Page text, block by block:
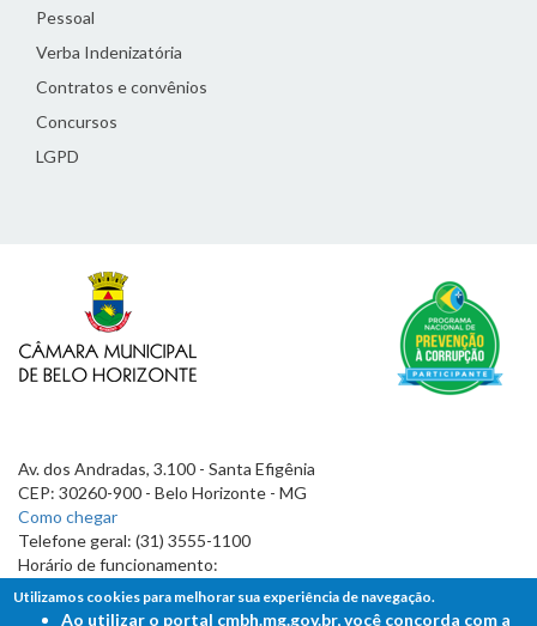
Pessoal
Verba Indenizatória
Contratos e convênios
Concursos
LGPD
Av. dos Andradas, 3.100 - Santa Efigênia
CEP: 30260-900 - Belo Horizonte - MG
Como chegar
Telefone geral: (31) 3555-1100
Horário de funcionamento:
7h às 19h
Utilizamos cookies para melhorar sua experiência de navegação.
Ao utilizar o portal cmbh.mg.gov.br, você concorda com a